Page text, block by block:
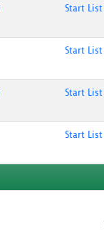
Start List
Start List
Start List
Start List